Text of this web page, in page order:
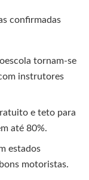
confirmadas
tornam-se
instrutores
e teto para
até 80%.
estados
motoristas.